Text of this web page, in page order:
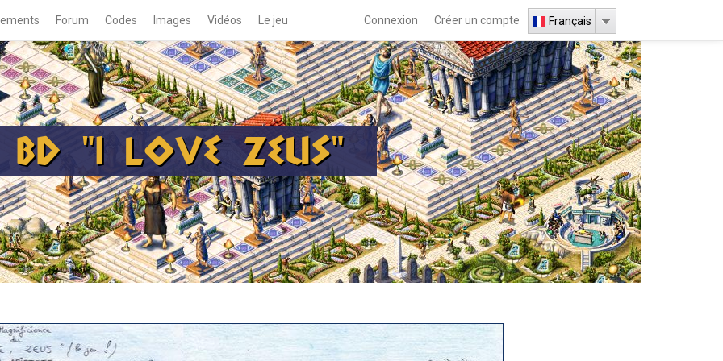
Forum Codes Images Vidéos Le jeu Français
Connexion Créer un compte
BD "I LOVE ZEUS"